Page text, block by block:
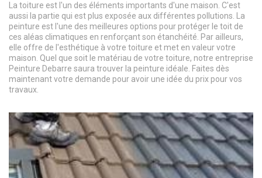
La toiture est l'un des éléments importants d'une maison. C'est
aussi la partie qui est plus exposée aux différentes pollutions. La
peinture est l'une des meilleures options pour protéger le toit de
ces aléas climatiques en renforçant son étanchéité. Par ailleurs,
elle offre de l'esthétique à votre toiture et met en valeur votre
maison. Quel que soit le matériau de votre toiture, notre entreprise
Peinture Debarre saura trouver la peinture idéale. Faites dès
maintenant votre demande pour avoir une idée du prix pour vos
travaux.